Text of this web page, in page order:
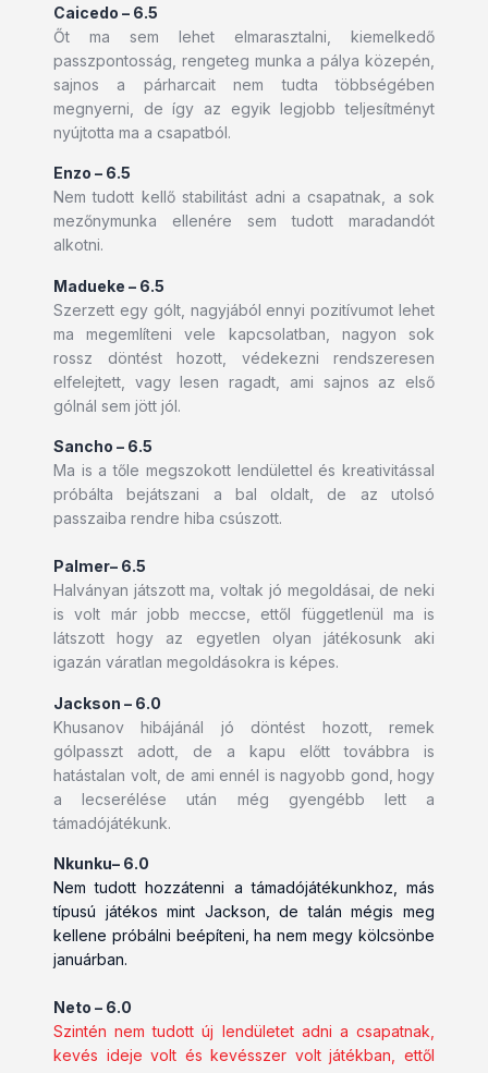
Caicedo – 6.5
Őt ma sem lehet elmarasztalni, kiemelkedő
passzpontosság, rengeteg munka a pálya közepén,
sajnos a párharcait nem tudta többségében
megnyerni, de így az egyik legjobb teljesítményt
nyújtotta ma a csapatból.
Enzo – 6.5
Nem tudott kellő stabilitást adni a csapatnak, a sok
mezőnymunka ellenére sem tudott maradandót
alkotni.
Madueke – 6.5
Szerzett egy gólt, nagyjából ennyi pozitívumot lehet
ma megemlíteni vele kapcsolatban, nagyon sok
rossz döntést hozott, védekezni rendszeresen
elfelejtett, vagy lesen ragadt, ami sajnos az első
gólnál sem jött jól.
Sancho – 6.5
Ma is a tőle megszokott lendülettel és kreativitással
próbálta bejátszani a bal oldalt, de az utolsó
passzaiba rendre hiba csúszott.
Palmer– 6.5
Halványan játszott ma, voltak jó megoldásai, de neki
is volt már jobb meccse, ettől függetlenül ma is
látszott hogy az egyetlen olyan játékosunk aki
igazán váratlan megoldásokra is képes.
Jackson – 6.0
Khusanov hibájánál jó döntést hozott, remek
gólpasszt adott, de a kapu előtt továbbra is
hatástalan volt, de ami ennél is nagyobb gond, hogy
a lecserélése után még gyengébb lett a
támadójátékunk.
Nkunku– 6.0
Nem tudott hozzátenni a támadójátékunkhoz, más
típusú játékos mint Jackson, de talán mégis meg
kellene próbálni beépíteni, ha nem megy kölcsönbe
januárban.
Neto – 6.0
Szintén nem tudott új lendületet adni a csapatnak,
kevés ideje volt és kevésszer volt játékban, ettől